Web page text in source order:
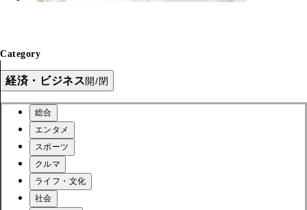
Category
経済・ビジネス開/閉
総合
エンタメ
スポーツ
クルマ
ライフ・文化
社会